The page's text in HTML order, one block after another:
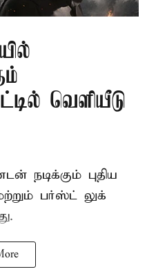
வெளியீடு
நடிக்கும் புதிய
பர்ஸ்ட் லுக்